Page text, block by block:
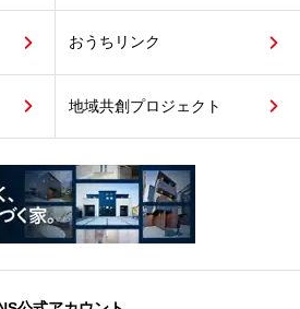
おうちリンク
地域共創プロジェクト